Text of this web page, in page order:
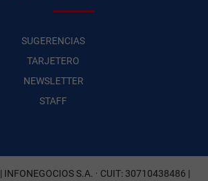
SUGERENCIAS
TARJETERO
NEWSLETTER
STAFF
| INFONEGOCIOS S.A. · CUIT: 30710438486 |